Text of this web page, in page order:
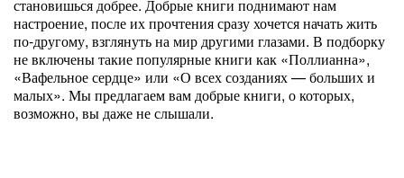
становишься добрее. Добрые книги поднимают нам
настроение, после их прочтения сразу хочется начать жить
по-другому, взглянуть на мир другими глазами. В подборку
не включены такие популярные книги как «Поллианна»,
«Вафельное сердце» или «О всех созданиях — больших и
малых». Мы предлагаем вам добрые книги, о которых,
возможно, вы даже не слышали.